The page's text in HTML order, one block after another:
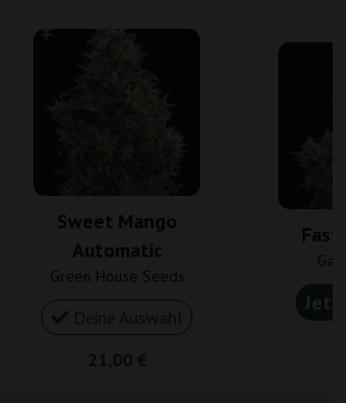
Sweet Mango
Automatic
Green House Seeds
Fast